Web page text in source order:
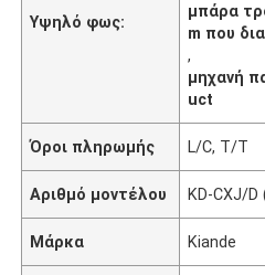
Υψηλό φως:
μπάρα
m που
,
μηχανή
uct
Όροι πληρωμής L/C, T/T
Αριθμό μοντέλου KD-CXJ/D
Μάρκα Kiande